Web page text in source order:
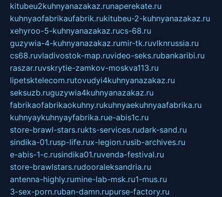
kitubeu2kuhnyanazakaz.runaperekate.ru
kuhnyaofabrikaufabrik.rukitubeu-2-kuhnyanazakaz.ru
xehyroo-5-kuhnyanazakaz.rucs-68.ru
guzywia-4-kuhnyanazakaz.rumir-tk.ruvlknrussia.ru
cs68.ruvladivostok-map.ruvideo-seks.rubankaribi.ru
raszar.ruvskrytie-zamkov-moskva113.ru
lipetsktelecom.rutovudyi4kuhnyanazakaz.ru
seksuzb.ruguzywia4kuhnyanazakaz.ru
fabrikaofabrikaokuhny.rukuhnyaekuhnyaafabrika.ru
kuhnyaykuhnyayfabrika.rue-abis1c.ru
store-brawl-stars.rukts-services.rudark-sand.ru
sindika-01.rusp-life.rux-legion.rusib-archives.ru
e-abis-1-c.rusindika01.ruvenda-festival.ru
store-brawlstars.rudooraleksandria.ru
antenna-highly.rumine-lab-msk.ru1-mus.ru
3-sex-porn.ruban-damn.rupurse-factory.ru